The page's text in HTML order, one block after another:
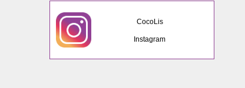
CocoLis
Instagram